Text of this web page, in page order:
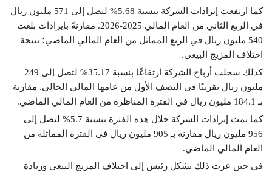
كما ارتفعت إيرادات الشركة بنسبة 5.68% لتصل إلى 571 مليون ريال
في الربع الثاني من العام المالي 2025-2026. مقارنةً بإيرادات بلغت
540 مليون ريال في الربع المماثل من العام المالي الماضي؛ نتيجة
اختلاف المزيج البيعي.
كذلك سجلت أرباح الشركة ارتفاعًا بنسبة 35.17% لتصل إلى 249
مليون ريال تقريبًا في النصف الأول من عامها المالي الحالي. مقارنة
بـ 184.1 مليون ريال في الفترة المناظرة من العام المالي الماضي.
كما نمت إيرادات الشركة خلال هذه الفترة بنسبة 5.7% لتصل إلى
956 مليون ريال مقارنة بـ 905 مليون ريال في الفترة المماثلة من
العام المالي الماضي.
في حين عزت ذلك بشكل رئيس إلى اختلاف المزيج البيعي وزيادة